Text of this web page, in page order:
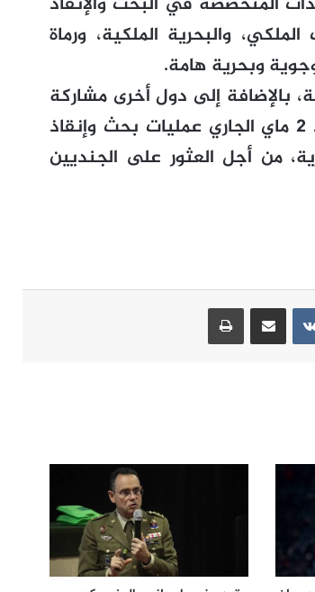
والبحرية الملكية، ورماة
وبحرية هامة.
بالإضافة إلى دول أخرى مشاركة
في تمرين “الأسد الإفريقي”، كانت قد أطلقت منذ 2 ماي الجاري عمليات بحث وإنقاذ
من أجل العثور على الجنديين
مشاركة عبر البريد طباعة